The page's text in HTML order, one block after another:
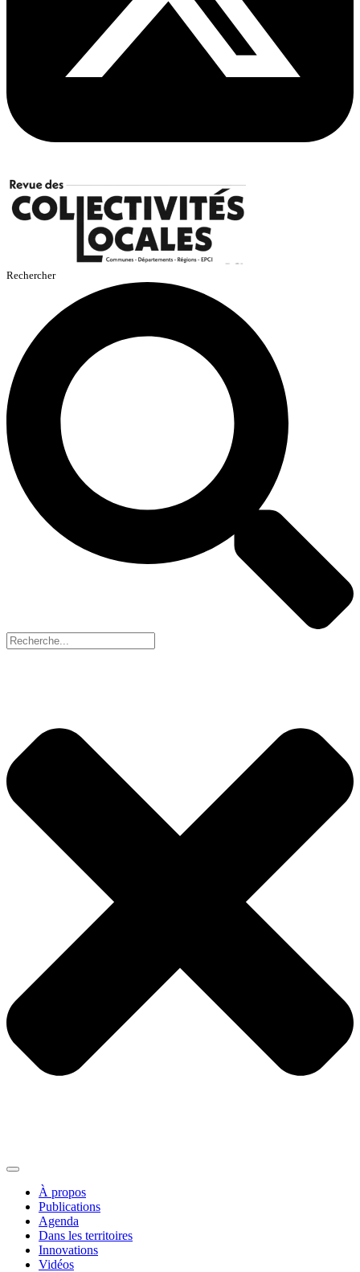
Rechercher
À propos
Publications
Agenda
Dans les territoires
Innovations
Vidéos